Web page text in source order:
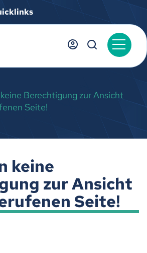
Berechtigung zur Ansicht
Seite!
keine
zur Ansicht
Seite!